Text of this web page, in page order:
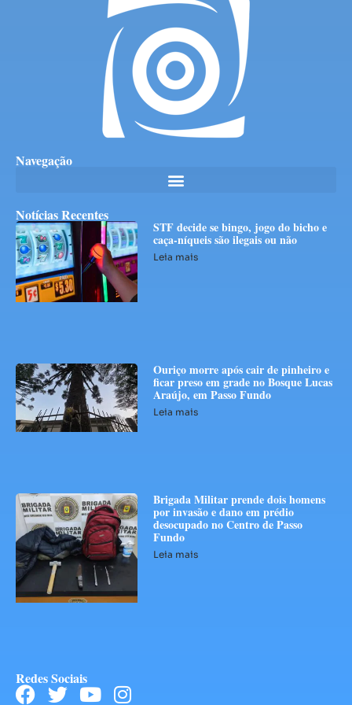
Navegação
Notícias Recentes
STF decide se bingo, jogo do bicho e
caça-níqueis são ilegais ou não
Leia mais
Ouriço morre após cair de pinheiro e
ficar preso em grade no Bosque Lucas
Araújo, em Passo Fundo
Leia mais
Brigada Militar prende dois homens
por invasão e dano em prédio
desocupado no Centro de Passo
Fundo
Leia mais
Redes Sociais